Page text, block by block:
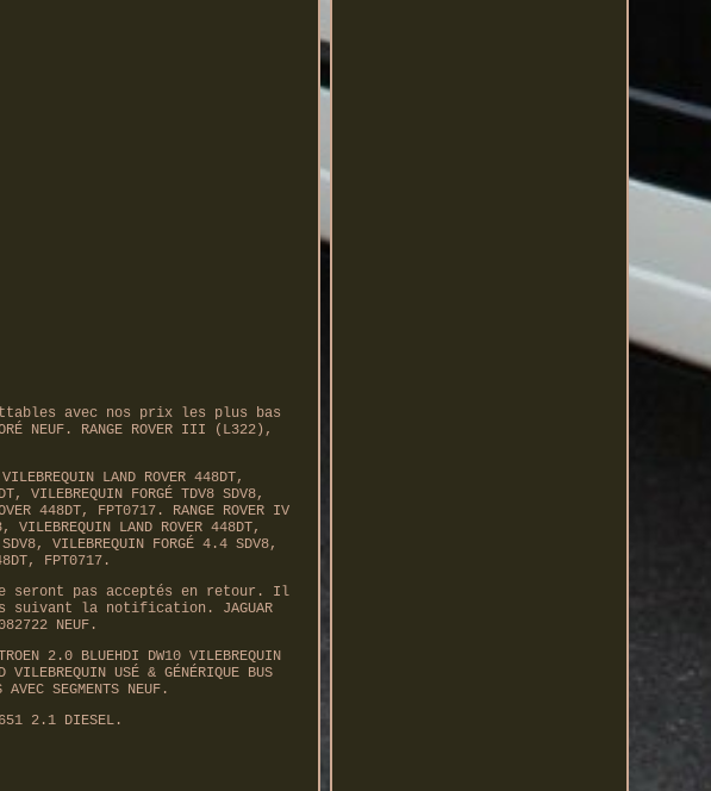
avec nos prix les plus bas
NEUF. RANGE ROVER III (L322),
LAND ROVER 448DT,
VILEBREQUIN FORGÉ TDV8 SDV8,
448DT, FPT0717. RANGE ROVER IV
LAND ROVER 448DT,
VILEBREQUIN FORGÉ 4.4 SDV8,
FPT0717.
ne seront pas acceptés en retour. Il
la notification. JAGUAR
NEUF.
2.0 BLUEHDI DW10 VILEBREQUIN
VILEBREQUIN USÉ & GÉNÉRIQUE BUS
SEGMENTS NEUF.
2.1 DIESEL.